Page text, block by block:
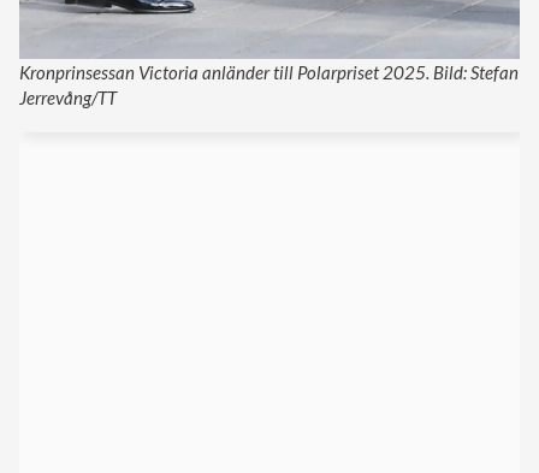
Kronprinsessan Victoria anländer till Polarpriset 2025. Bild: Stefan
Jerrevång/TT